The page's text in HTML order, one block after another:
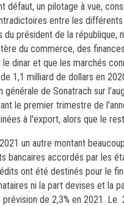
un pilotage à vue,
entre les
président de la république,
du commerce, des
dinar et que les marchés
1,1 milliard de dollars en
de Sonatrach sur
le premier trimestre de
à l'export, alors que le
un autre montant
bancaires accordés par les
ont été destinés pour le
ni la part devises et la
de 2,3% en 2021. Le